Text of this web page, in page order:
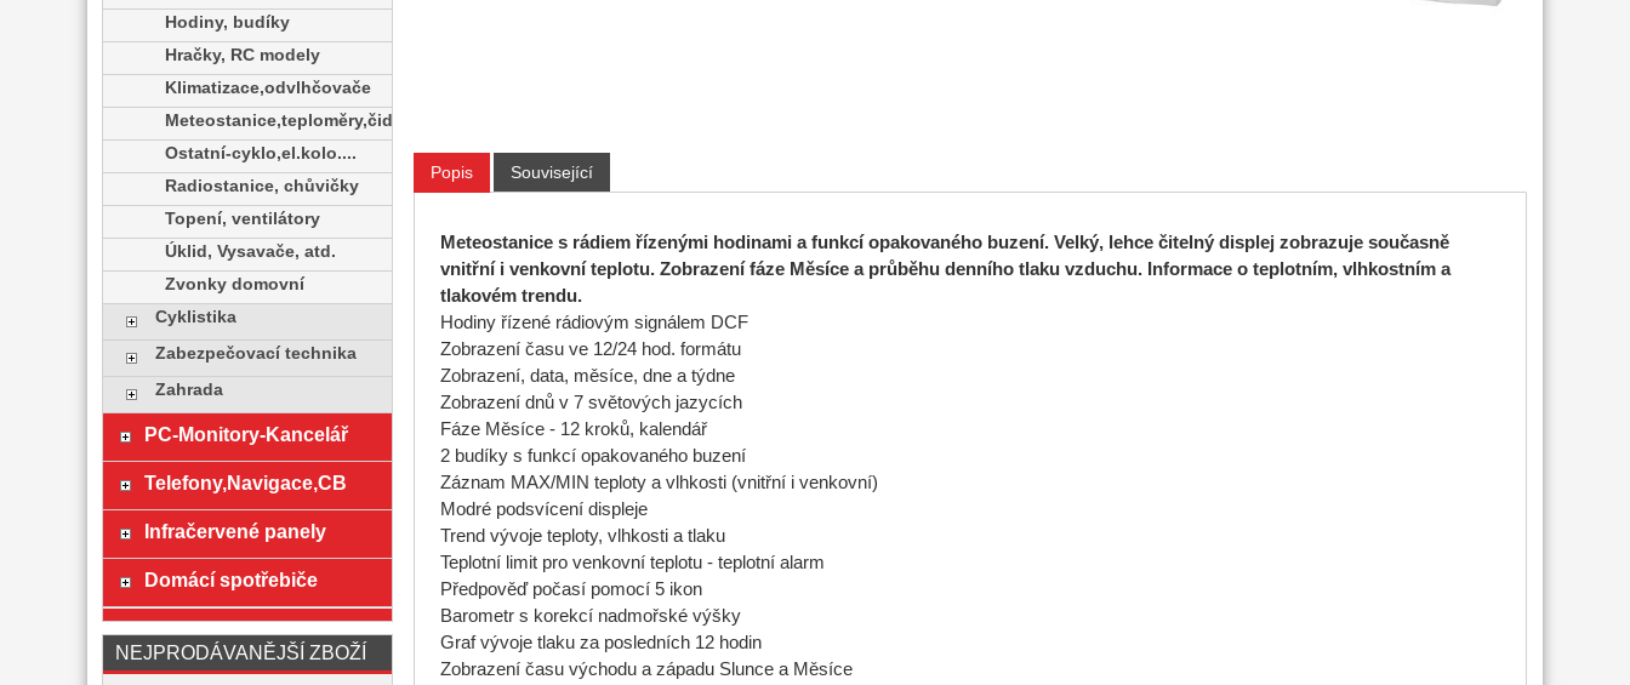
Popis Související
Meteostanice s rádiem řízenými hodinami a funkcí opakovaného buzení. Velký, lehce čitelný displej zobrazuje současně
vnitřní i venkovní teplotu. Zobrazení fáze Měsíce a průběhu denního tlaku vzduchu. Informace o teplotním, vlhkostním a
tlakovém trendu.
Hodiny řízené rádiovým signálem DCF
Zobrazení času ve 12/24 hod. formátu
Zobrazení, data, měsíce, dne a týdne
Zobrazení dnů v 7 světových jazycích
Fáze Měsíce - 12 kroků, kalendář
2 budíky s funkcí opakovaného buzení
Záznam MAX/MIN teploty a vlhkosti (vnitřní i venkovní)
Modré podsvícení displeje
Trend vývoje teploty, vlhkosti a tlaku
Teplotní limit pro venkovní teplotu - teplotní alarm
Předpověď počasí pomocí 5 ikon
Barometr s korekcí nadmořské výšky
Graf vývoje tlaku za posledních 12 hodin
Zobrazení času východu a západu Slunce a Měsíce
Hodiny, budíky
Hračky, RC modely
Klimatizace,odvlhčovače
Meteostanice,teploměry,čidla
Ostatní-cyklo,el.kolo....
Radiostanice, chůvičky
Topení, ventilátory
Úklid, Vysavače, atd.
Zvonky domovní
Cyklistika
Zabezpečovací technika
Zahrada
PC-Monitory-Kancelář
Telefony,Navigace,CB
Infračervené panely
Domácí spotřebiče
NEJPRODÁVANĚJŠÍ ZBOŽÍ